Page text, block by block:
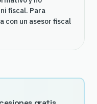
fiscal. Para
con un asesor fiscal